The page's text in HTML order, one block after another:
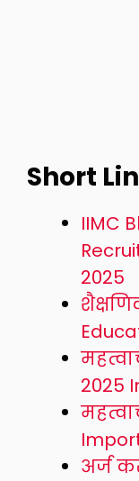
Short
IIMC
2025
2025
अर्ज